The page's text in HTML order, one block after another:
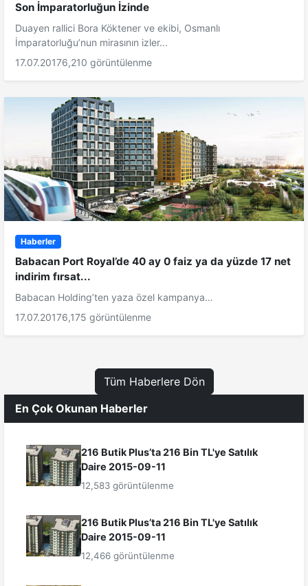
Son İmparatorluğun İzinde
Duayen rallici Bora Köktener ve ekibi, Osmanlı
İmparatorluğu’nun mirasının izler...
17.07.20176,210 görüntülenme
Haberler
Babacan Port Royal’de 40 ay 0 faiz ya da yüzde 17 net
indirim fırsat...
Babacan Holding’ten yaza özel kampanya…
17.07.20176,175 görüntülenme
Tüm Haberlere Dön
En Çok Okunan Haberler
216 Butik Plus’ta 216 Bin TL'ye Satılık
Daire 2015-09-11
12,583 görüntülenme
216 Butik Plus’ta 216 Bin TL'ye Satılık
Daire 2015-09-11
12,466 görüntülenme